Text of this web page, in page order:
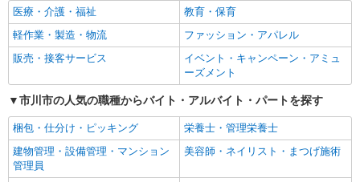
学歴不問
ブランクOK
ミドル（40代～）活躍中
エルダー（50代～）活躍中
シニア（60代～）活躍中
短時間勤務（1日4h以内）OK
禁煙・分煙
駅直結・駅チカ
上場企業・上場企業のグループ会
社
残業ほぼなし
転勤なし
交通費支給
社会保険あり
医療・介護・福祉
教育・保育
軽作業・製造・物流
ファッション・アパレル
販売・接客サービス
イベント・キャンペーン・アミュ
ーズメント
市川市の人気の職種からバイト・アルバイト・パートを探す
梱包・仕分け・ピッキング
栄養士・管理栄養士
建物管理・設備管理・マンション
管理員
美容師・ネイリスト・まつげ施術